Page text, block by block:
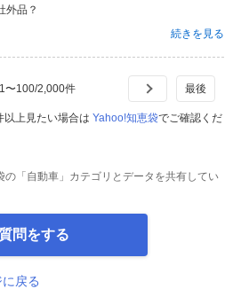
外品？
続きを見る
〜100/2,000件
以上見たい場合は Yahoo!知恵袋でご確認くだ
の「自動車」カテゴリとデータを共有してい
問をする
戻る